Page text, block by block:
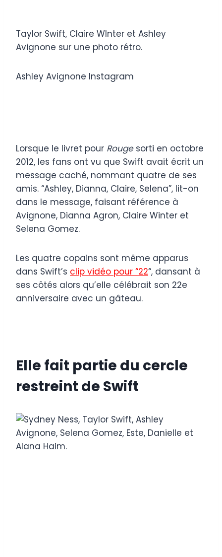
Taylor Swift, Claire WInter et Ashley
Avignone sur une photo rétro.
Ashley Avignone Instagram
Lorsque le livret pour Rougesorti en octobre
2012, les fans ont vu que Swift avait écrit un
message caché, nommant quatre de ses
amis. “Ashley, Dianna, Claire, Selena”, lit-on
dans le message, faisant référence à
Avignone, Dianna Agron, Claire Winter et
Selena Gomez.
Les quatre copains sont même apparus
dans Swift’s clip vidéo pour “22“, dansant à
ses côtés alors qu’elle célébrait son 22e
anniversaire avec un gâteau.
Elle fait partie du cercle
restreint de Swift